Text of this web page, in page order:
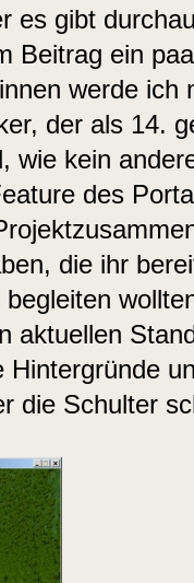
es gibt
Beitrag ein
werde ich
der als 14.
wie kein
des
die ihr
aktuellen
die Schulter